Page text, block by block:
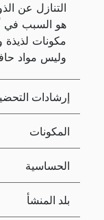
التنازل عن
هو السبب في
مكونات
وليس مواد
إرشادات
المكونات
الحساسية
بلد المنشأ